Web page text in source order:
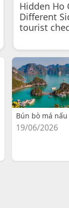
Hidden Ho
Different
tourist
Bún bò má nấu
19/06/2026